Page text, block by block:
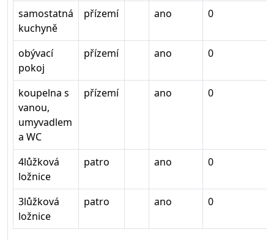
samostatná
kuchyně
přízemí ano 0
obývací
pokoj
přízemí ano 0
koupelna s
vanou,
umyvadlem
a WC
přízemí ano 0
4lůžková
ložnice
patro ano 0
3lůžková
ložnice
patro ano 0